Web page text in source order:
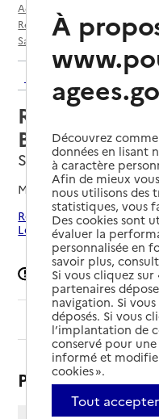
Accueil
Résidences autonomie par
Saint-Cyr-sur-Loire
Retour aux résultats
Résidence
Boissées
Saint-Cyr-sur-Loire,
Mis à jour le21/04/2026
Rechercher les
Loire
Signaler une erreur
Sommaire
Présentation
À
Découvrez
données en lisant
à caractère
Afin de mieux
nous utilisons des
statistiques, vous
Des cookies sont
évaluer la
personnalisée en
savoir plus,
Si vous cliquez
partenaires
navigation. Si
déposés. Si vous
l’implantation de
conservé pour
informé et
cookies ».
Tout accepter